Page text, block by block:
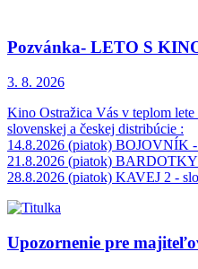
Pozvánka- LETO S
3. 8. 2026
Kino Ostražica Vás v teplom
slovenskej a českej distribúcie :
14.8.2026 (piatok) BOJOVNÍK -
21.8.2026 (piatok) BARDOTKY
28.8.2026 (piatok) KAVEJ 2 -
Upozornenie pre